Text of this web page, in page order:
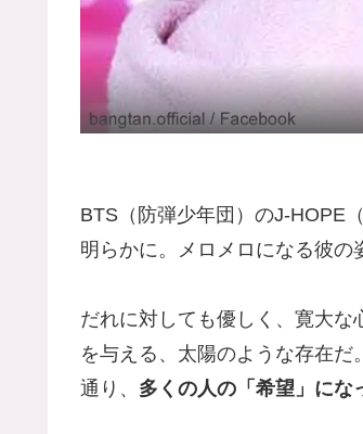
BTS（防弾少年団）のJ-HOPE
明らかに。メロメロになる彼の
だれに対しても優しく、寛大
を与える、太陽のような存在
通り、 多くの人の「希望」にな